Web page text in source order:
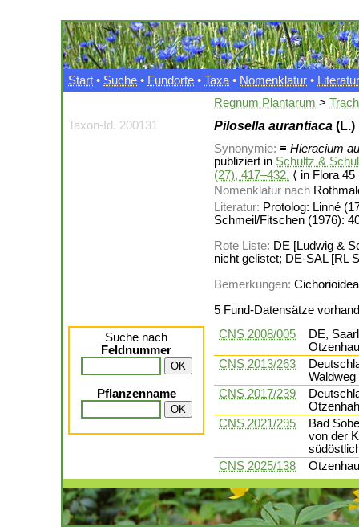
Start • Suche • Fundorte • Taxa • Nomenklatur • Literatur
Regnum Plantarum >
Taxon-Id. 200131
Pilosella aurantiaca (L.)
Synonymie: ≡ Hieracium
publiziert in Schultz &
(27), 417–432. ⟨ in Flora
Nomenklatur nach
Literatur: Protolog: Linné
Schmeil/Fitschen (1976):
Rote Liste: DE [Ludwig &
nicht gelistet; DE-SAL [RL
Bemerkungen:
5 Fund-Datensätze
Suche nach
Feldnummer
Pflanzenname
CNS 2008/005
DE,
CNS 2013/263
CNS 2017/239
CNS 2021/295
Bad
von der
CNS 2025/138